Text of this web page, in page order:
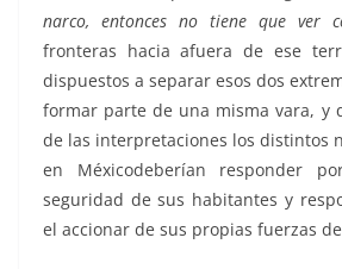
narco, entonces no tiene que ver
fronteras hacia afuera de ese
dispuestos a separar esos dos
formar parte de una misma vara, y
de las interpretaciones los distintos
en Méxicodeberían responder
seguridad de sus habitantes y
el accionar de sus propias fuerzas